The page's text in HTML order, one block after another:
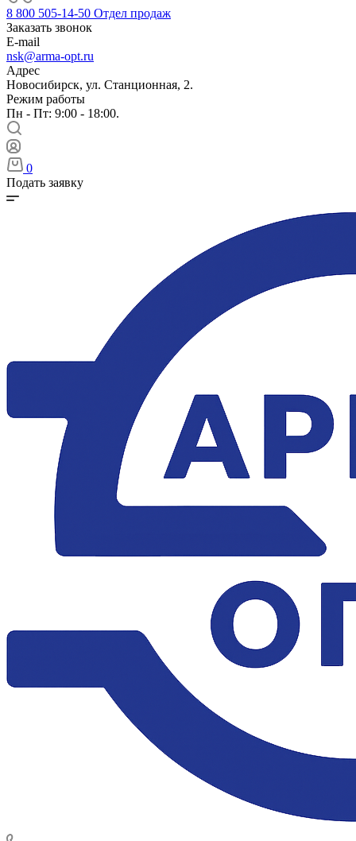
8 800 505-14-50 Отдел продаж
Заказать звонок
E-mail
nsk@arma-opt.ru
Адрес
Новосибирск, ул. Станционная, 2.
Режим работы
Пн - Пт: 9:00 - 18:00.
0
Подать заявку